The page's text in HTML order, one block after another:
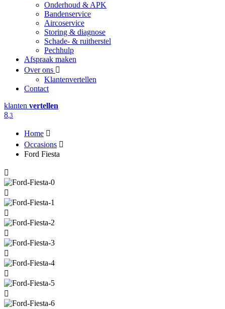
Onderhoud & APK
Bandenservice
Aircoservice
Storing & diagnose
Schade- & ruitherstel
Pechhulp
Afspraak maken
Over ons
Klantenvertellen
Contact
klanten vertellen
8,3
Home
Occasions
Ford Fiesta